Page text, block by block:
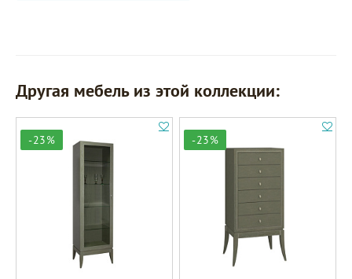
Другая мебель из этой коллекции:
-23% -23%